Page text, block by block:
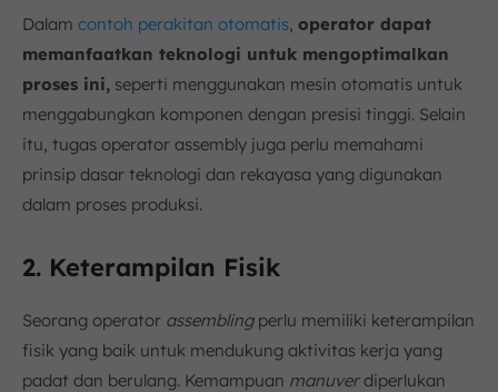
Dalam contoh perakitan otomatis operator dapat
memanfaatkan teknologi untuk mengoptimalkan
proses ini, seperti menggunakan mesin otomatis untuk
menggabungkan komponen dengan presisi tinggi. Selain
itu, tugas operator assembly juga perlu memahami
prinsip dasar teknologi dan rekayasa yang digunakan
dalam proses produksi.
2. Keterampilan Fisik
Seorang operator assemblingperlu memiliki keterampilan
fisik yang baik untuk mendukung aktivitas kerja yang
padat dan berulang. Kemampuan manuverdiperlukan